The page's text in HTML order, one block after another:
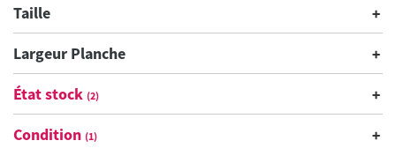
Taille
Largeur Planche
État stock (2)
Condition (1)